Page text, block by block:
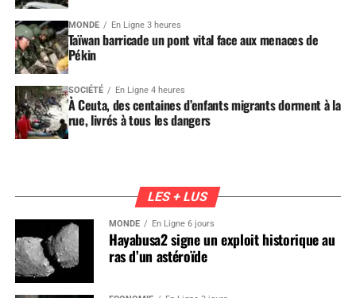
MONDE En Ligne 3 heures
Taïwan barricade un pont vital face aux menaces de
Pékin
SOCIÉTÉ En Ligne 4 heures
À Ceuta, des centaines d’enfants migrants dorment à la
rue, livrés à tous les dangers
LES + LUS
MONDE En Ligne 6 jours
Hayabusa2 signe un exploit historique au
ras d’un astéroïde